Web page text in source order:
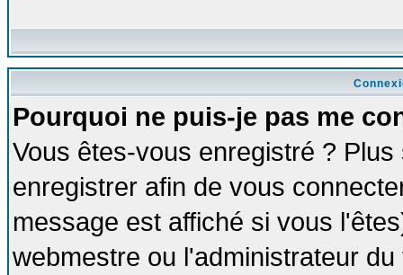
Pourquoi ne puis-je pas me
Vous êtes-vous enregistré ?
enregistrer afin de vous
message est affiché si vous
webmestre ou l'administrateur